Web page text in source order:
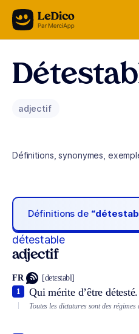
Aller au contenu
adjectif
Définitions, synonymes,
Définitions de
détestable
adjectif
FR [detɛstabl]
Qui mérite d’être détesté.
1
Toutes les dictatures sont des régimes